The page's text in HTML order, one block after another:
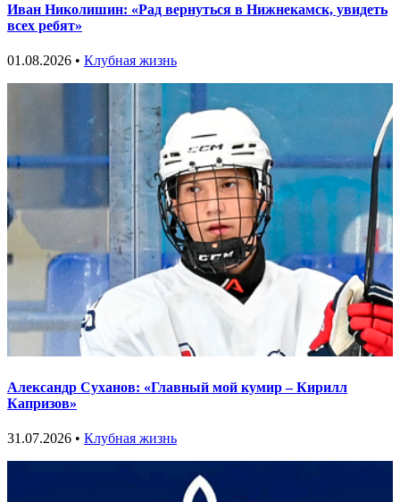
Иван Николишин: «Рад вернуться в Нижнекамск, увидеть
всех ребят»
01.08.2026 • Клубная жизнь
Александр Суханов: «Главный мой кумир – Кирилл
Капризов»
31.07.2026 • Клубная жизнь